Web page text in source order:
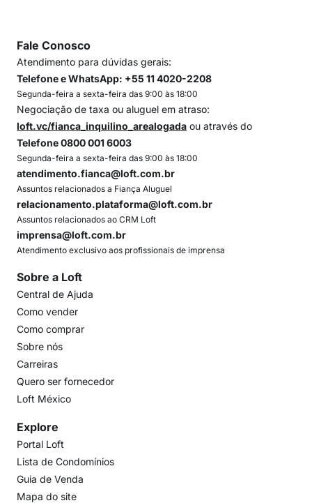
Fale Conosco
Atendimento para dúvidas gerais:
Telefone e WhatsApp: +55 11 4020-2208
Segunda-feira a sexta-feira das 9:00 às 18:00
Negociação de taxa ou aluguel em atraso:
loft.vc/fianca_inquilino_arealogada ou através do
Telefone 0800 001 6003
Segunda-feira a sexta-feira das 9:00 às 18:00
atendimento.fianca@loft.com.br
Assuntos relacionados a Fiança Aluguel
relacionamento.plataforma@loft.com.br
Assuntos relacionados ao CRM Loft
imprensa@loft.com.br
Atendimento exclusivo aos profissionais de imprensa
Sobre a Loft
Central de Ajuda
Como vender
Como comprar
Sobre nós
Carreiras
Quero ser fornecedor
Loft México
Explore
Portal Loft
Lista de Condomínios
Guia de Venda
Mapa do site